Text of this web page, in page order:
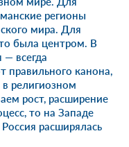
регионы
мира. Для
была центром. В
всегда
правильного канона,
религиозном
рост, расширение
то на Западе
расширялась